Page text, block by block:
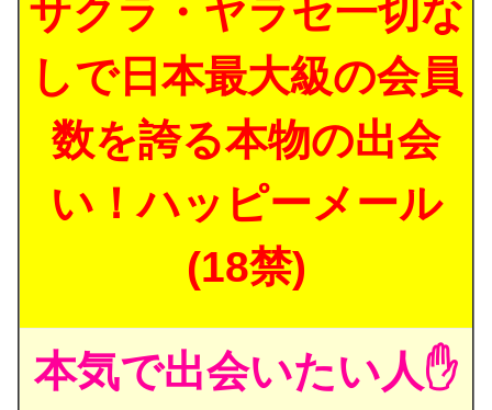
サクラ・ヤラセ一切な
しで日本最大級の会員
数を誇る本物の出会
い！ハッピーメール
(18禁)
本気で出会いたい人✋